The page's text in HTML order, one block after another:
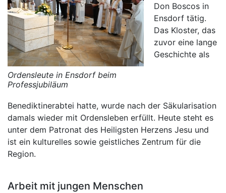
Ordensleute in Ensdorf beim
Professjubiläum
Don Boscos in
Ensdorf tätig.
Das Kloster, das
zuvor eine lange
Geschichte als
Benediktinerabtei hatte, wurde nach der Säkularisation
damals wieder mit Ordensleben erfüllt. Heute steht es
unter dem Patronat des Heiligsten Herzens Jesu und
ist ein kulturelles sowie geistliches Zentrum für die
Region.
Arbeit mit jungen Menschen